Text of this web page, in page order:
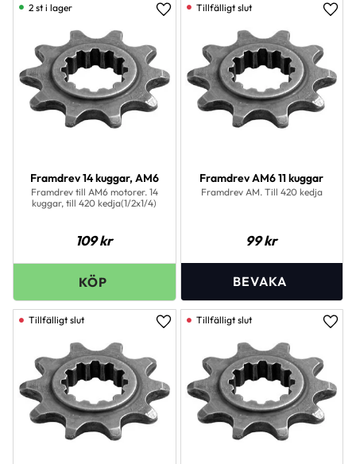
Framdrev 14 kuggar, AM6
Framdrev till AM6 motorer. 14
kuggar, till 420 kedja(1/2x1/4)
109kr
Lägg till i favoriter
2 st i lager
Framdrev AM6 11 kuggar
Framdrev AM. Till 420 kedja
99kr
Lägg till i favoriter